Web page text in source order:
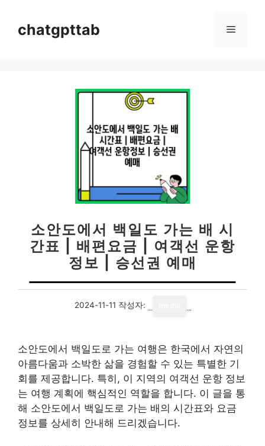
chatgpttab 메
소안도에서 백일도 가는 배 시
간표 | 배편요금 | 여객선 운항
정보 | 승선권 예매
2024-11-11 작성자:
소안도에서 백일도로 가는 여행은 한국에서 자연의
아름다움과 소박한 삶을 경험할 수 있는 특별한 기
회를 제공합니다. 특히, 이 지역의 여객선 운항 정보
는 여행 계획에 핵심적인 역할을 합니다. 이 글을 통
해 소안도에서 백일도로 가는 배의 시간표와 요금
정보를 상세히 안내해 드리겠습니다.